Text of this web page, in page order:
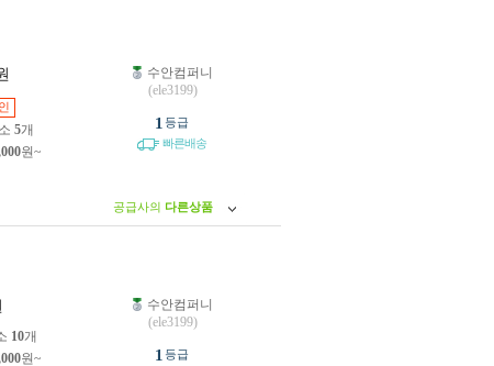
5개
원~
수안컴퍼니
(ele3199)
1 등급
빠른배송
공급사의 다른상품
10개
원~
수안컴퍼니
(ele3199)
1 등급